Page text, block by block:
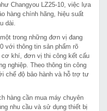
Changyou LZ25-10, việc lựa
hàng chính hãng, hiệu suất
dài.
trong những đơn vị đang
với thông tin sản phẩm rõ
khí, đơn vị thi công kết cấu
nghiệp. Theo thông tin công
chế độ bảo hành và hỗ trợ tư
hàng cần mua máy chuyên
nhu cầu và sử dụng thiết bị